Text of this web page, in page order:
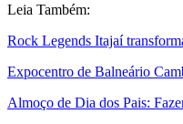
Leia Também:
Rock Legends Itajaí
Expocentro de Balneário
Almoço de Dia dos Pais: